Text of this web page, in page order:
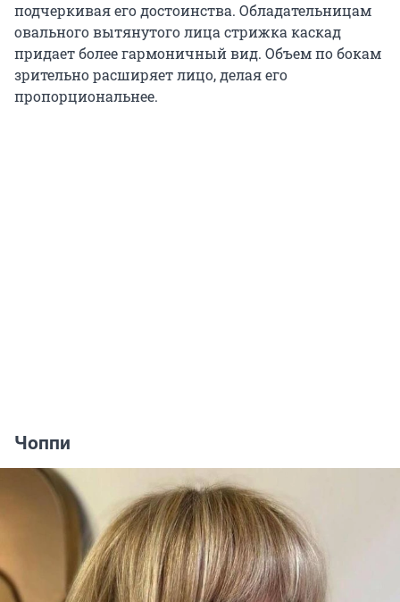
подчеркивая его достоинства. Обладательницам
овального вытянутого лица стрижка каскад
придает более гармоничный вид. Объем по бокам
зрительно расширяет лицо, делая его
пропорциональнее.
Чоппи